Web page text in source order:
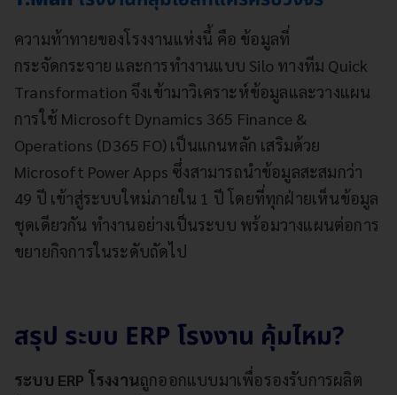
ความท้าทายของโรงงานแห่งนี้ คือ ข้อมูลที่
กระจัดกระจาย และการทำงานแบบ Silo ทางทีม Quick
Transformation จึงเข้ามาวิเคราะห์ข้อมูลและวางแผน
การใช้ Microsoft Dynamics 365 Finance &
Operations (D365 FO) เป็นแกนหลัก เสริมด้วย
Microsoft Power Apps ซึ่งสามารถนำข้อมูลสะสมกว่า
49 ปี เข้าสู่ระบบใหม่ภายใน 1 ปี โดยที่ทุกฝ่ายเห็นข้อมูล
ชุดเดียวกัน ทำงานอย่างเป็นระบบ พร้อมวางแผนต่อการ
ขยายกิจการในระดับถัดไป
สรุป ระบบ ERP โรงงาน คุ้มไหม?
ระบบ ERP โรงงานถูกออกแบบมาเพื่อรองรับการผลิต